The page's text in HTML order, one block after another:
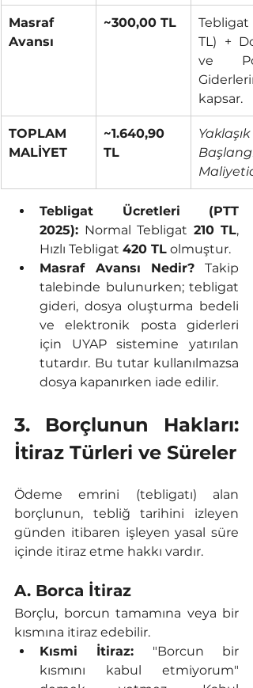
Masraf
Avansı
~300,00 TL
Tebligat
TL) +
ve
kapsar.
TOPLAM
MALİYET
~1.640,90
TL
Yaklaşık
Tebligat Ücretleri (PTT
2025): Normal Tebligat 210 TL,
Hızlı Tebligat 420 TL olmuştur.
Masraf Avansı Nedir? Takip
talebinde bulunurken; tebligat
gideri, dosya oluşturma bedeli
ve elektronik posta giderleri
için UYAP sistemine yatırılan
tutardır. Bu tutar kullanılmazsa
dosya kapanırken iade edilir.
3. Borçlunun Hakları:
İtiraz Türleri ve Süreler
Ödeme emrini (tebligatı) alan
borçlunun, tebliğ tarihini izleyen
günden itibaren işleyen yasal süre
içinde itiraz etme hakkı vardır.
A. Borca İtiraz
Borçlu, borcun tamamına veya bir
kısmına itiraz edebilir.
Kısmi İtiraz: "Borcun bir
kısmını kabul etmiyorum"